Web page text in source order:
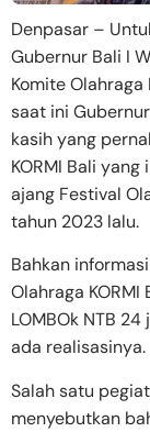
Denpasar –
Gubernur Bali I
Komite
saat ini
kasih yang
KORMI Bali
ajang Festival
tahun 2023 lalu.
Bahkan
Olahraga
LOMBOk NTB
ada realisasinya.
Salah satu
menyebutkan